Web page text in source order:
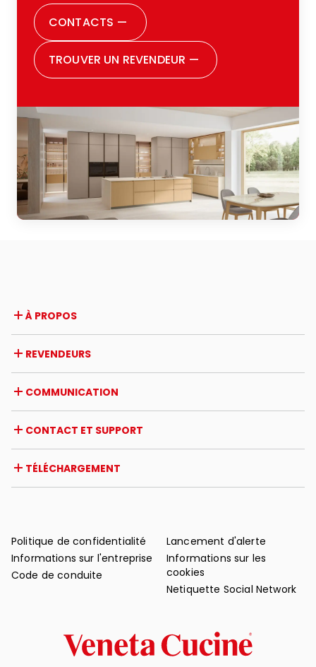
CONTACTS —
TROUVER UN REVENDEUR —
À PROPOS
Prix et reconnaissances
Opportunités de carrière
Certifications
REVENDEURS
Étranger
Initiatives des revendeurs
COMMUNICATION
Actualités
Revue de presse
CONTACT ET SUPPORT
Garantie
Support après-vente
TÉLÉCHARGEMENT
Politique de confidentialité
Informations sur l'entreprise
Code de conduite
Lancement d'alerte
Informations sur les
cookies
Netiquette Social Network